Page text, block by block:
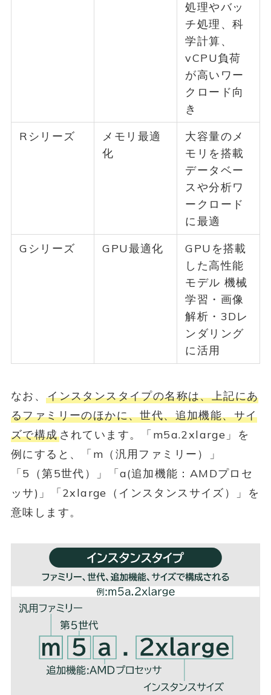
処理やバッ
チ処理、科
学計算、
vCPU負荷
が高いワー
クロード向
き
Rシリーズ
メモリ最適
化
大容量のメ
モリを搭載
データベー
スや分析ワ
ークロード
に最適
Gシリーズ GPU最適化
GPUを搭載
した高性能
モデル 機械
学習・画像
解析・3Dレ
ンダリング
に活用
なお、インスタンスタイプの名称は、上記にあ
るファミリーのほかに、世代、追加機能、サイ
ズで構成されています。「m5a.2xlarge」を
例にすると、「m（汎用ファミリー）」
「5（第5世代）」「a(追加機能：AMDプロセ
ッサ)」「2xlarge（インスタンスサイズ）」を
意味します。